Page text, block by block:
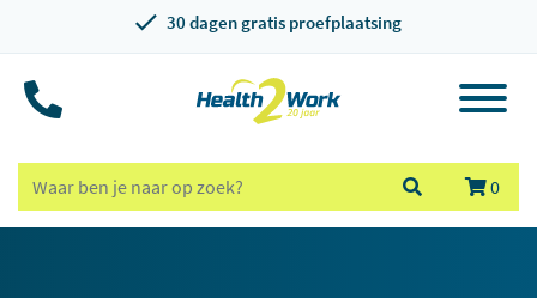
30 dagen gratis proefplaatsing
0